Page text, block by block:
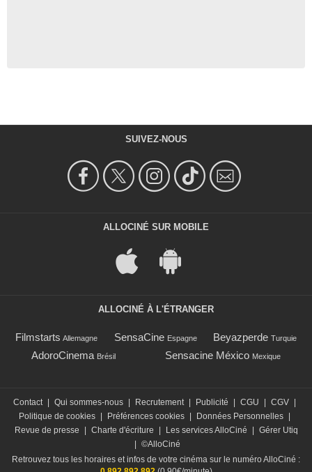
SUIVEZ-NOUS
ALLOCINÉ SUR MOBILE
ALLOCINÉ À L'ÉTRANGER
Filmstarts Allemagne SensaCine Espagne Beyazperde Turquie
AdoroCinema Brésil Sensacine México Mexique
Contact | Qui sommes-nous | Recrutement | Publicité | CGU | CGV |
Politique de cookies | Préférences cookies | Données Personnelles |
Revue de presse
| Charte d'écriture | Les services AlloCiné | Gérer Utiq
| ©AlloCiné
Retrouvez tous les horaires et infos de votre cinéma sur le numéro AlloCiné :